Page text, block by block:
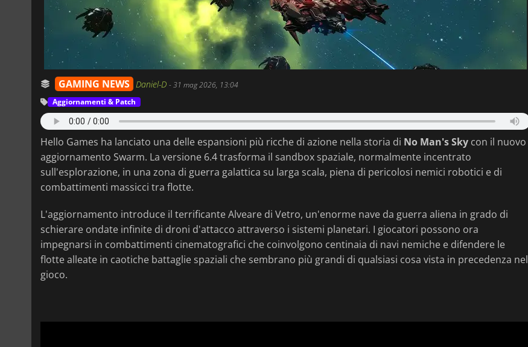
GAMING NEWS Daniel-D -31 mag 2026, 13:04
Aggiornamenti & Patch
Hello Games ha lanciato una delle espansioni più ricche di azione nella storia di No Man's Sky con il nuovo
aggiornamento Swarm. La versione 6.4 trasforma il sandbox spaziale, normalmente incentrato
sull'esplorazione, in una zona di guerra galattica su larga scala, piena di pericolosi nemici robotici e di
combattimenti massicci tra flotte.
L'aggiornamento introduce il terrificante Alveare di Vetro, un'enorme nave da guerra aliena in grado di
schierare ondate infinite di droni d'attacco attraverso i sistemi planetari. I giocatori possono ora
impegnarsi in combattimenti cinematografici che coinvolgono centinaia di navi nemiche e difendere le
flotte alleate in caotiche battaglie spaziali che sembrano più grandi di qualsiasi cosa vista in precedenza nel
gioco.